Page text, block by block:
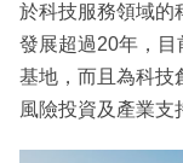
於科技服務領域的
發展超過20年，
基地，而且為科技
風險投資及產業支